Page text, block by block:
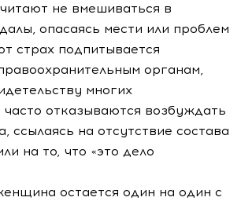
не вмешиваться в
опасаясь мести или проблем
страх подпитывается
органам,
многих
отказываются возбуждать
ссылаясь на отсутствие состава
на то, что «это дело
остается один на один с